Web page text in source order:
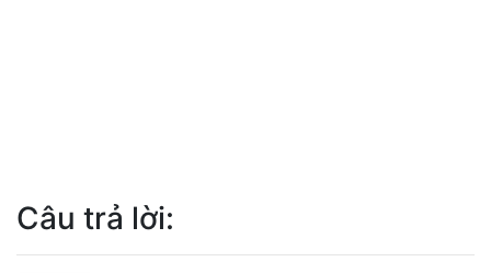
Câu trả lời: